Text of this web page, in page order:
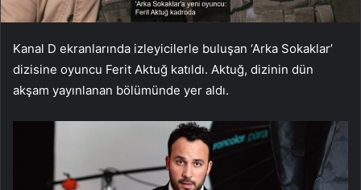
Kanal D ekranlarında izleyicilerle buluşan ‘Arka Sokaklar’
dizisine oyuncu Ferit Aktuğ katıldı. Aktuğ, dizinin dün
akşam yayınlanan bölümünde yer aldı.